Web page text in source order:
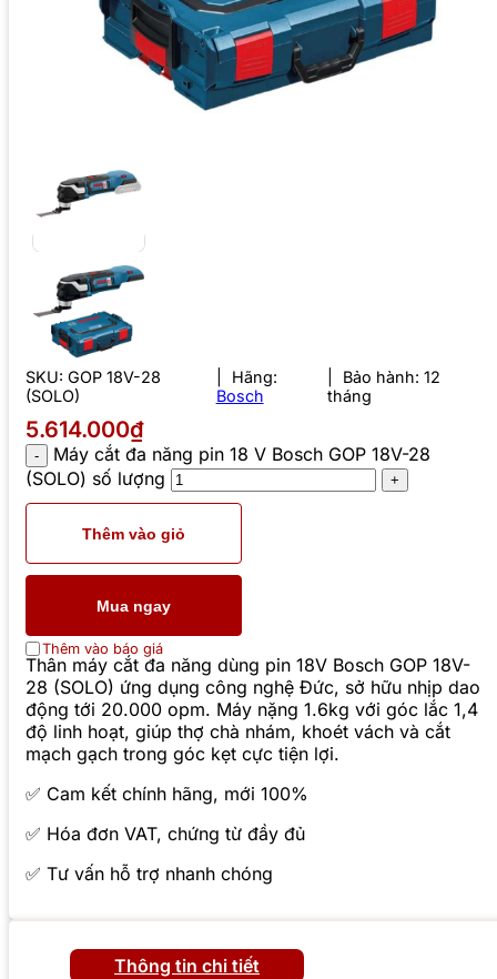
SKU: GOP 18V-28
(SOLO)
Hãng:
Bosch
Bảo hành: 12
tháng
5.614.000₫
Máy cắt đa năng pin 18 V Bosch GOP 18V-28
(SOLO) số lượng
Thêm vào giỏ
Mua ngay
Thêm vào báo giá
Thân máy cắt đa năng dùng pin 18V Bosch GOP 18V-
28 (SOLO) ứng dụng công nghệ Đức, sở hữu nhịp dao
động tới 20.000 opm. Máy nặng 1.6kg với góc lắc 1,4
độ linh hoạt, giúp thợ chà nhám, khoét vách và cắt
mạch gạch trong góc kẹt cực tiện lợi.
✅ Cam kết chính hãng, mới 100%
✅ Hóa đơn VAT, chứng từ đầy đủ
✅ Tư vấn hỗ trợ nhanh chóng
Thông tin chi tiết